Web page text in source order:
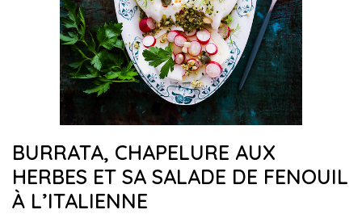
BURRATA, CHAPELURE AUX
HERBES ET SA SALADE DE FENOUIL
À L’ITALIENNE